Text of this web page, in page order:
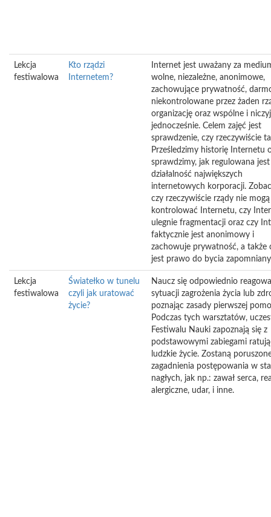
Lekcja
festiwalowa
Kto rządzi
Internetem?
Internet jest uważany za
wolne, niezależne, anonimowe,
zachowujące prywatność,
niekontrolowane przez żaden
organizację oraz wspólne i
jednocześnie. Celem zajęć jest
sprawdzenie, czy rzeczywiście
Prześledzimy historię Internetu
sprawdzimy, jak regulowana jest
działalność największych
internetowych korporacji.
czy rzeczywiście rządy nie mogą
kontrolować Internetu, czy
ulegnie fragmentacji oraz czy
faktycznie jest anonimowy i
zachowuje prywatność, a także
jest prawo do bycia
Lekcja
festiwalowa
Światełko w tunelu
czyli jak uratować
życie?
Naucz się odpowiednio
sytuacji zagrożenia życia lub
poznając zasady pierwszej
Podczas tych warsztatów,
Festiwalu Nauki zapoznają się z
podstawowymi zabiegami
ludzkie życie. Zostaną
zagadnienia postępowania w
nagłych, jak np.: zawał serca,
alergiczne, udar, i inne.